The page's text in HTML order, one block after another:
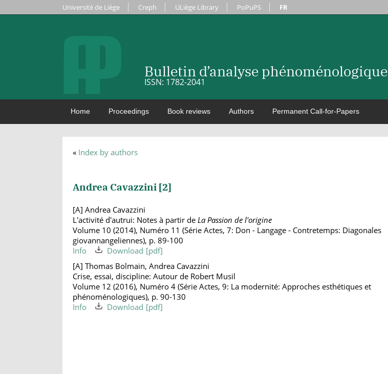
Université de Liège Creph ULiège Library PoPuPS FR
Bulletin d’analyse phénoménologique
ISSN: 1782-2041
Home Proceedings Book reviews Authors Permanent Call-for-Papers
« Index by authors
Andrea Cavazzini [2]
[A] Andrea Cavazzini
L'activité d'autrui: Notes à partir de La Passion de l'origine
Volume 10 (2014), Numéro 11 (Série Actes, 7: Don - Langage - Contretemps: Diagonales
giovannangeliennes), p. 89-100
Info
Download
[A] Thomas Bolmain, Andrea Cavazzini
Crise, essai, discipline: Autour de Robert Musil
Volume 12 (2016), Numéro 4 (Série Actes, 9: La modernité: Approches esthétiques et
phénoménologiques), p. 90-130
Info
Download